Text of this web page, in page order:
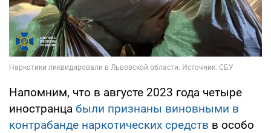
Напомним, что в августе 2023 года четыре
иностранца были признаны виновными в
контрабанде наркотических средств в особо